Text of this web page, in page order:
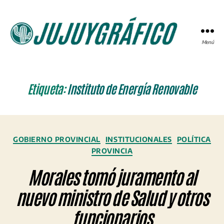
Menú
Etiqueta:Instituto de Energía Renovable
Categorías
GOBIERNO PROVINCIAL INSTITUCIONALES
POLÍTICA
PROVINCIA
Morales tomó juramento al
nuevo ministro de Salud y otros
funcionarios